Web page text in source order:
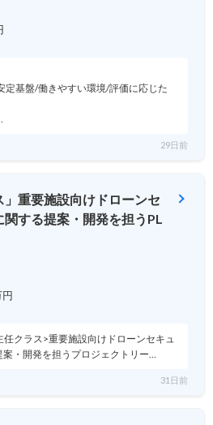
定基盤/働きやすい環境/評価に応じた
29日前
」重要施設向けドローンセ
する提案・開発を担うPL
任クラス>重要施設向けドローンセキュ
・開発を担うプロジェクトリー…
31日前